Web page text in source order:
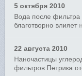
5 октября 2010
Вода после фильтра
благотворно влияет
22 августа 2010
Наночастицы
фильтров Петрика